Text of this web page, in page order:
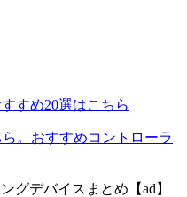
すめ20選はこちら
。おすすめコントローラ
グデバイスまとめ【ad】